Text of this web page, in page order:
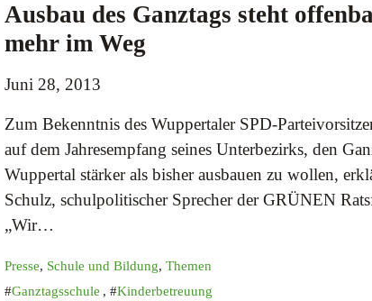
Ausbau des Ganztags steht
mehr im Weg
Juni 28, 2013
Zum Bekenntnis des Wuppertaler SPD-
auf dem Jahresempfang seines Unterbezirks, den
Wuppertal stärker als bisher ausbauen zu wollen,
Schulz, schulpolitischer Sprecher der GRÜNEN
„Wir…
Presse, Schule und Bildung, Themen
Ganztagsschule , Kinderbetreuung